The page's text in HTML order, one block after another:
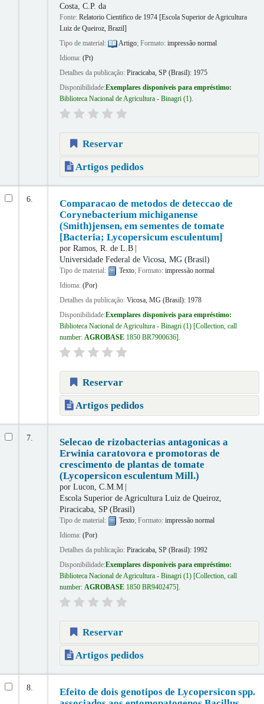
Costa, C.P. da
Fonte: Relatorio Cientifico de 1974 [Escola Superior de Agricultura
Luiz de Queiroz, Brazil]
Tipo de material:
Artigo; Formato: impressão normal
Idioma: (Pt)
Detalhes da publicação: Piracicaba, SP (Brasil): 1975
Disponibilidade:Exemplares disponíveis para empréstimo:
Biblioteca Nacional de Agricultura - Binagri(1).
Reservar
Artigos pedidos
6.
Comparacao de metodos de deteccao de
Corynebacterium michiganense
(Smith)jensen, em sementes de tomate
[Bacteria; Lycopersicum esculentum]
por Ramos, R. de L.B
Universidade Federal de Vicosa, MG (Brasil)
Tipo de material: Texto; Formato: impressão normal
Idioma: (Por)
Detalhes da publicação: Vicosa, MG (Brasil): 1978
Disponibilidade:Exemplares disponíveis para empréstimo:
Biblioteca Nacional de Agricultura - Binagri(1) Collection, call
number: AGROBASE 1850 BR7900636 .
Reservar
Artigos pedidos
7.
Selecao de rizobacterias antagonicas a
Erwinia caratovora e promotoras de
crescimento de plantas de tomate
(Lycopersicon esculentum Mill.)
por Lucon, C.M.M
Escola Superior de Agricultura Luiz de Queiroz,
Piracicaba, SP (Brasil)
Tipo de material: Texto; Formato: impressão normal
Idioma: (Por)
Detalhes da publicação: Piracicaba, SP (Brasil): 1992
Disponibilidade:Exemplares disponíveis para empréstimo:
Biblioteca Nacional de Agricultura - Binagri(1) Collection, call
number: AGROBASE 1850 BR9402475 .
Reservar
Artigos pedidos
8.
Efeito de dois genotipos de Lycopersicon spp.